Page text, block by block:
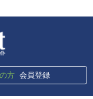
方 会員登録